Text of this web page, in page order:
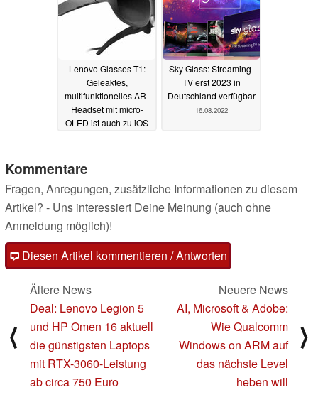
Lenovo Glasses T1:
Geleaktes,
multifunktionelles AR-
Headset mit micro-
OLED ist auch zu iOS
Sky Glass: Streaming-
TV erst 2023 in
Deutschland verfügbar
16.08.2022
Kommentare
Fragen, Anregungen, zusätzliche Informationen zu diesem
Artikel? - Uns interessiert Deine Meinung (auch ohne
Anmeldung möglich)!
Diesen Artikel kommentieren / Antworten
⟨
Ältere News
Deal: Lenovo Legion 5
und HP Omen 16 aktuell
die günstigsten Laptops
mit RTX-3060-Leistung
ab circa 750 Euro
Neuere News
AI, Microsoft & Adobe:
Wie Qualcomm
Windows on ARM auf
das nächste Level
heben will
⟩